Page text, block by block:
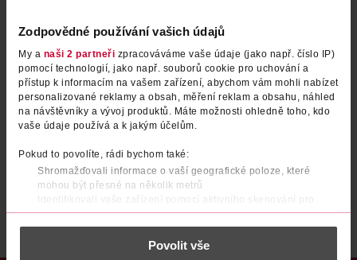
Zodpovědné používání vašich údajů
My a naši 2 partneři zpracováváme vaše údaje (jako např. číslo IP)
pomocí technologií, jako např. souborů cookie pro uchování a
přístup k informacím na vašem zařízení, abychom vám mohli nabízet
personalizované reklamy a obsah, měření reklam a obsahu, náhled
na návštěvníky a vývoj produktů. Máte možnosti ohledně toho, kdo
vaše údaje používá a k jakým účelům.
Pokud to povolíte, rádi bychom také:
Shromažďovali informace o vaší geografické poloze, které
mohou být přesné na několik metrů
Identifikovali vaše zařízení pomocí aktivního skenování pro
konkrétní charakteristiky (otisk prstu)
Zjistěte více o tom, jak zpracováváme vaše osobní údaje, a nastavte
části s podrobnostmi . Svůj souhlas můžete kdykoliv
Povolit vše
Po registraci se stáváte členem ROSSMANN CLUBu a můžete čerpat výhody naplno. Zjistit více